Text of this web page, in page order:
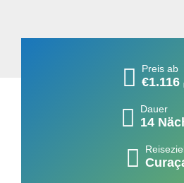
Preis ab
€1.116
Dauer
14